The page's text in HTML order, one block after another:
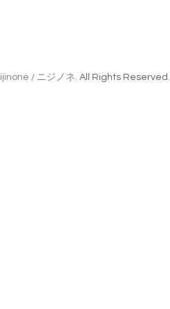
/ ニジノネ. All Rights Reserved.